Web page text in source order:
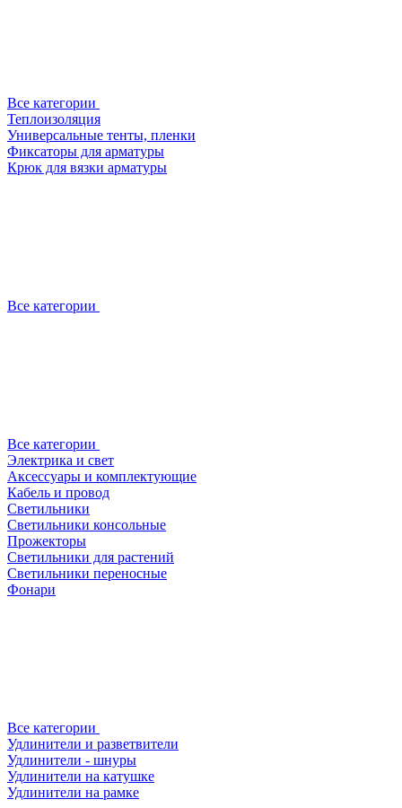
Все категории
Теплоизоляция
Универсальные тенты, пленки
Фиксаторы для арматуры
Крюк для вязки арматуры
Все категории
Все категории
Электрика и свет
Аксессуары и комплектующие
Кабель и провод
Светильники
Светильники консольные
Прожекторы
Светильники для растений
Светильники переносные
Фонари
Все категории
Удлинители и разветвители
Удлинители - шнуры
Удлинители на катушке
Удлинители на рамке